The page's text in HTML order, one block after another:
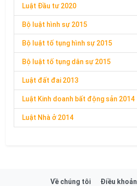
Luật Đầu tư 2020
Bộ luật hình sự 2015
Bộ luật tố tụng hình sự 2015
Bộ luật tố tụng dân sự 2015
Luật đất đai 2013
Luật Kinh doanh bất động sản 2014
Luật Nhà ở 2014
Về chúng tôi Điều khoản